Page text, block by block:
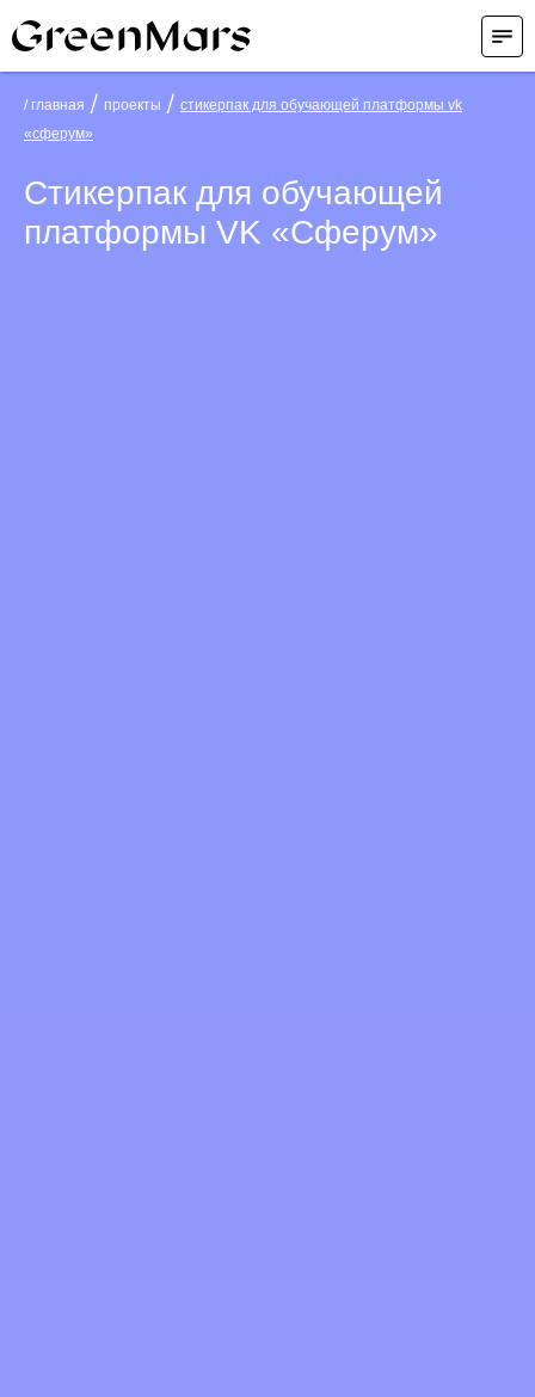
/ главная / проекты / стикерпак для обучающей платформы vk
«‎сферум»
Стикерпак для обучающей
платформы VK «‎Сферум»